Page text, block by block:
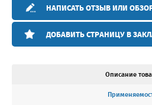
НАПИСАТЬ ОТЗЫВ ИЛИ
ДОБАВИТЬ СТРАНИЦУ В
Описание